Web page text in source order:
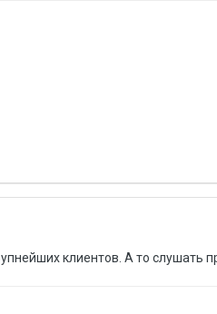
клиентов. А то слушать